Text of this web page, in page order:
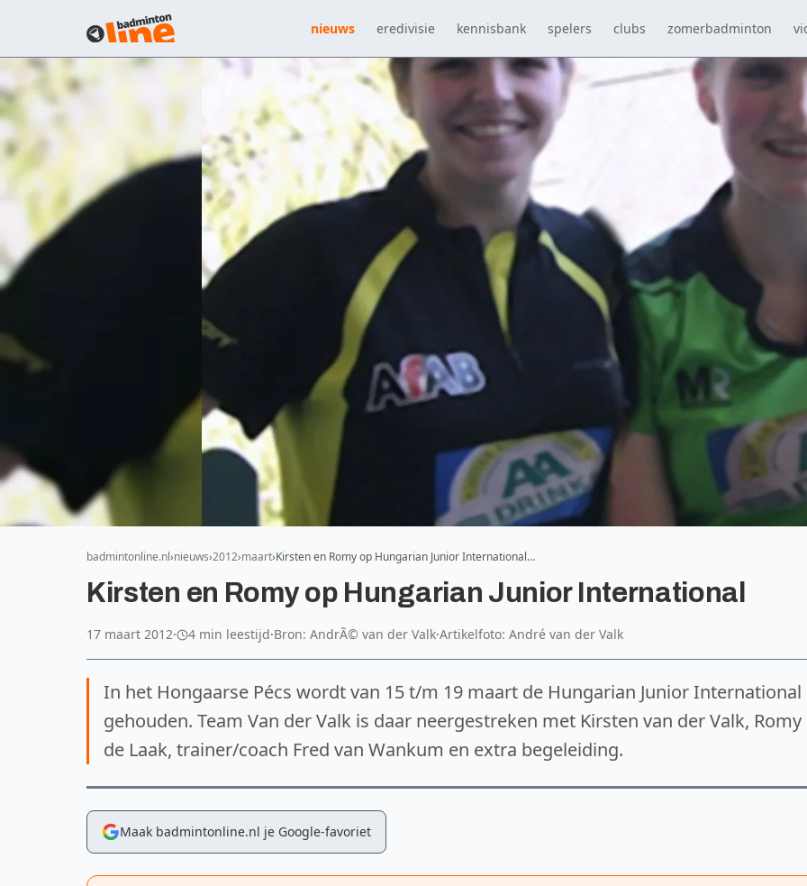
nieuws eredivisie kennisbank spelers clubs zomerbadminton
badmintonline.nl nieuws 2012 maart Kirsten en Romy op Hungarian Junior International…
Kirsten en Romy op Hungarian Junior International
17 maart 2012· 4 min leestijd·Bron: AndrÃ© van der Valk·Artikelfoto: André van der Valk
In het Hongaarse Pécs wordt van 15 t/m 19 maart de Hungarian Junior International
gehouden. Team Van der Valk is daar neergestreken met Kirsten van der Valk, Romy
de Laak, trainer/coach Fred van Wankum en extra begeleiding.
Maak badmintonline.nl je Google-favoriet